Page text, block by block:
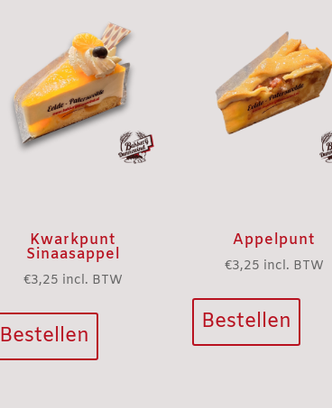
Kwarkpunt
Sinaasappel
€3,25 incl. BTW
Bestellen
Appelpunt
€3,25 incl. BTW
Bestellen